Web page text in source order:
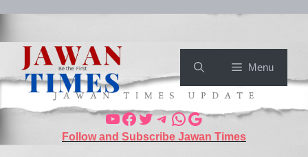
content
Menu
YouTube
Facebook
Twitter
Telegram
WhatsApp
Google
Follow and Subscribe Jawan Times